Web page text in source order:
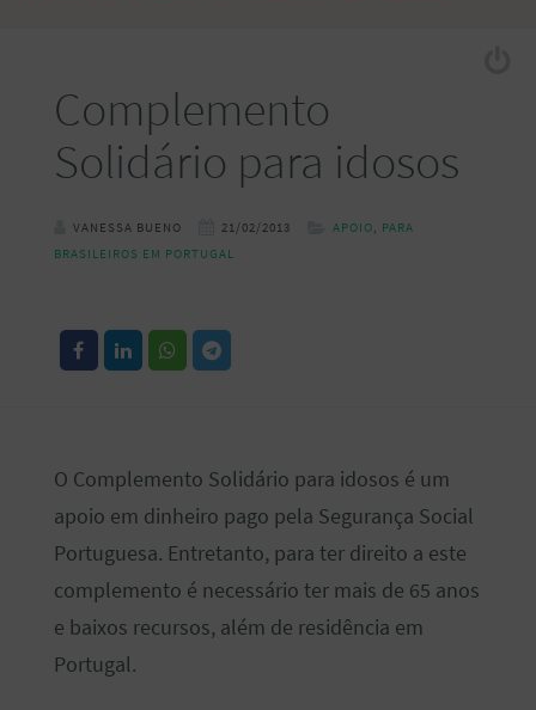
Complemento
Solidário para idosos
VANESSA BUENO 21/02/2013 APOIO, PARA
BRASILEIROS EM PORTUGAL
O Complemento Solidário para idosos é um
apoio em dinheiro pago pela Segurança Social
Portuguesa. Entretanto, para ter direito a este
complemento é necessário ter mais de 65 anos
e baixos recursos, além de residência em
Portugal.